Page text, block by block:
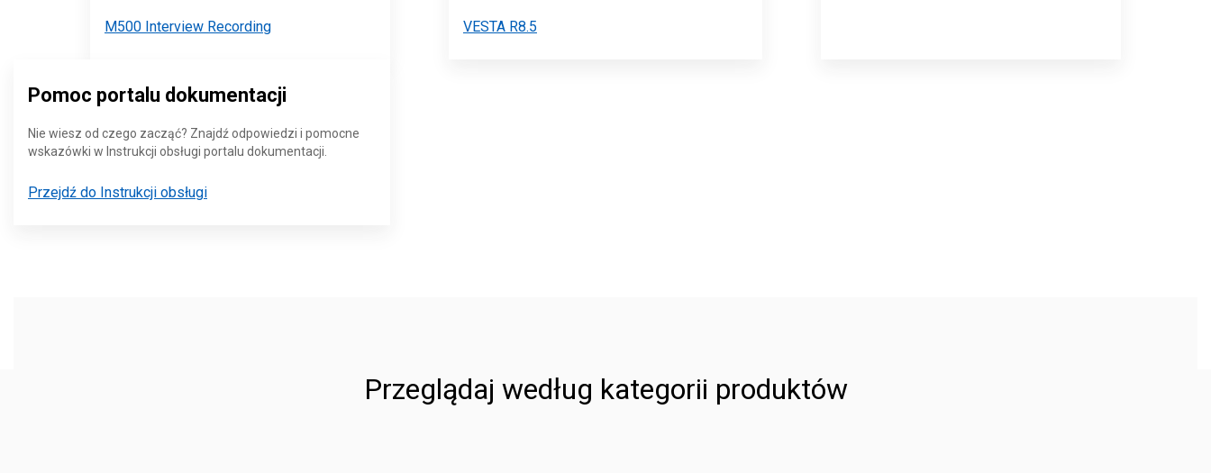
M500 Interview Recording VESTA R8.5
Pomoc portalu dokumentacji
Nie wiesz od czego zacząć? Znajdź odpowiedzi i pomocne
wskazówki w Instrukcji obsługi portalu dokumentacji.
Przejdź do Instrukcji obsługi
Przeglądaj według kategorii produktów